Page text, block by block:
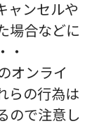
ャンセルや
場合などに
・
オンライ
らの行為は
ので注意し